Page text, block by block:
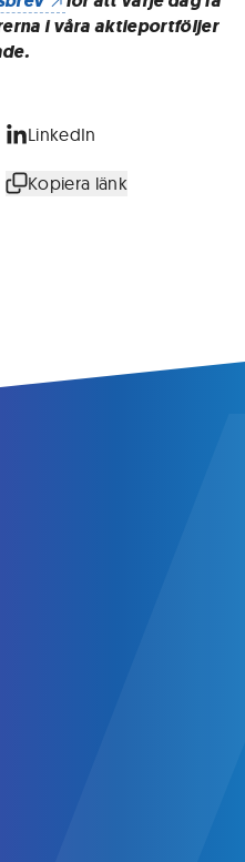
i våra aktieportföljer
LinkedIn
Kopiera länk